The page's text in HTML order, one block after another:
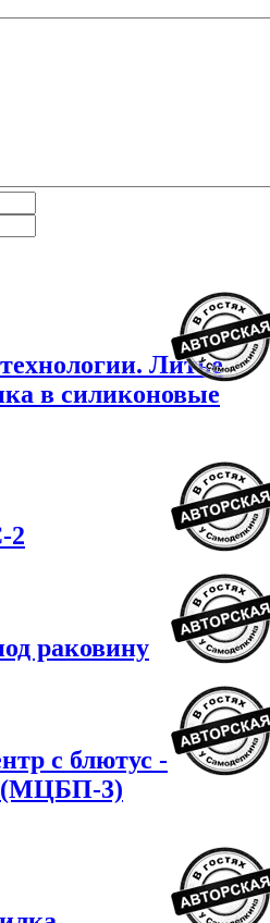
Литье
в силиконовые
2
раковину
с блютус -
(МЦБП-3)